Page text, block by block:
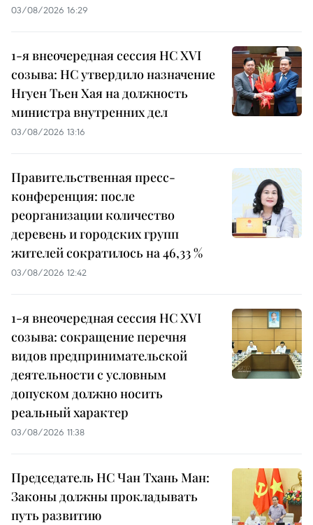
03/08/2026 16:29
1-я внеочередная сессия НС XVI
созыва: НС утвердило назначение
Нгуен Тьен Хая на должность
министра внутренних дел
03/08/2026 13:16
Правительственная пресс-
конференция: после
реорганизации количество
деревень и городских групп
жителей сократилось на 46,33 %
03/08/2026 12:42
1-я внеочередная сессия НС XVI
созыва: сокращение перечня
видов предпринимательской
деятельности с условным
допуском должно носить
реальный характер
03/08/2026 11:38
Председатель НС Чан Тхань Ман:
Законы должны прокладывать
путь развитию